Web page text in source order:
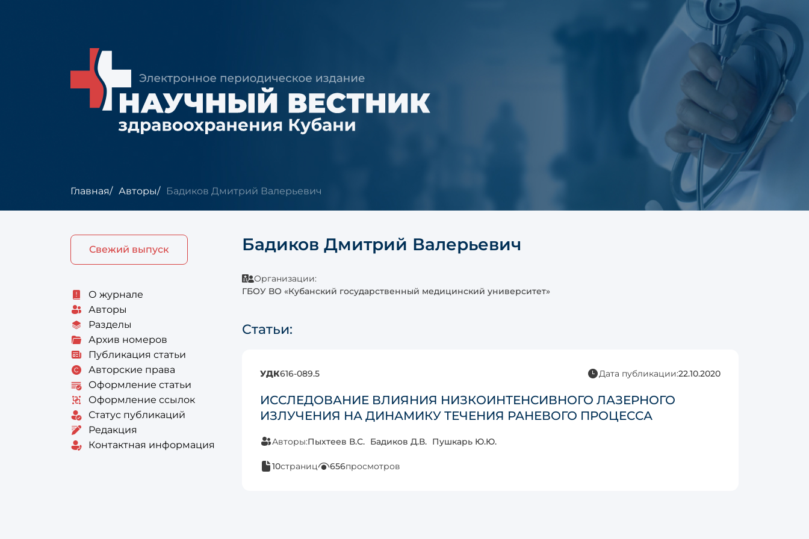
Главная Авторы Бадиков Дмитрий Валерьевич
Свежий выпуск
О журнале
Авторы
Разделы
Архив номеров
Публикация статьи
Авторские права
Оформление статьи
Оформление ссылок
Статус публикаций
Редакция
Контактная информация
Бадиков Дмитрий Валерьевич
Организации:
ГБОУ ВО «Кубанский государственный медицинский университет»
Статьи:
УДК616-089.5 Дата публикации:22.10.2020
ИССЛЕДОВАНИЕ ВЛИЯНИЯ НИЗКОИНТЕНСИВНОГО ЛАЗЕРНОГО
ИЗЛУЧЕНИЯ НА ДИНАМИКУ ТЕЧЕНИЯ РАНЕВОГО ПРОЦЕССА
Авторы:Пыхтеев В.С. Бадиков Д.В. Пушкарь Ю.Ю.
10страниц 656просмотров